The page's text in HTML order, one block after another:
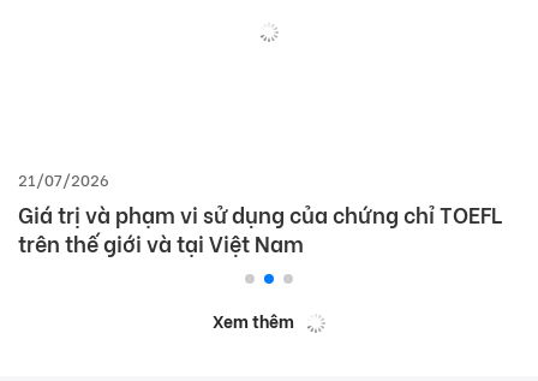
21/07/2026
Giá trị và phạm vi sử dụng của chứng chỉ TOEFL
trên thế giới và tại Việt Nam
Xem thêm